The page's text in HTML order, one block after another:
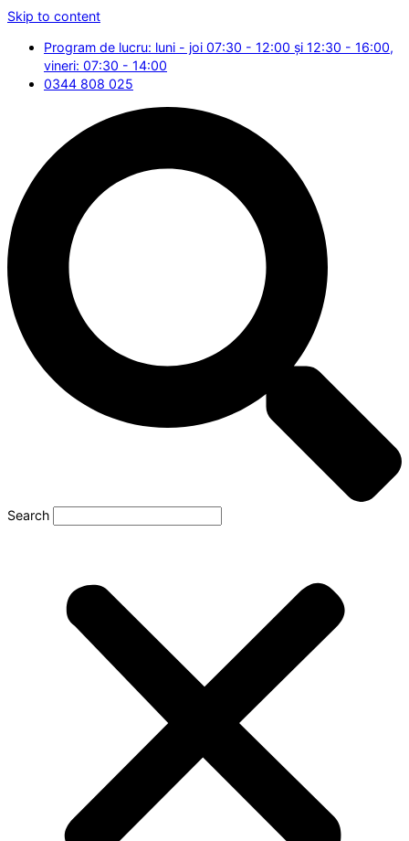
Skip to content
Program de lucru: luni - joi 07:30 - 12:00 și 12:30 - 16:00,
vineri: 07:30 - 14:00
0344 808 025
Search